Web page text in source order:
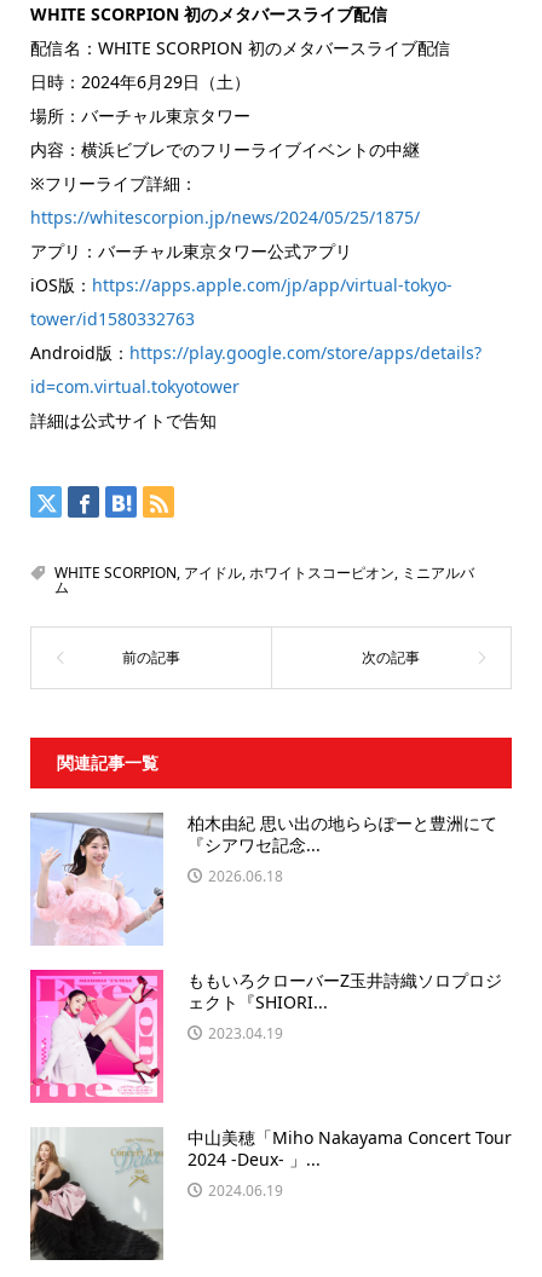
WHITE SCORPION 初のメタバースライブ配信
配信名：WHITE SCORPION 初のメタバースライブ配信
日時：2024年6月29日（土）
場所：バーチャル東京タワー
内容：横浜ビブレでのフリーライブイベントの中継
※フリーライブ詳細：
https://whitescorpion.jp/news/2024/05/25/1875/
アプリ：バーチャル東京タワー公式アプリ
iOS版： https://apps.apple.com/jp/app/virtual-tokyo-
tower/id1580332763
Android版： https://play.google.com/store/apps/details?
id=com.virtual.tokyotower
詳細は公式サイトで告知
WHITE SCORPION, アイドル,ホワイトスコーピオン, ミニアルバ
ム
関連記事一覧
柏木由紀 思い出の地ららぽーと豊洲にて
『シアワセ記念...
2026.06.18
ももいろクローバーZ玉井詩織ソロプロジ
ェクト『SHIORI...
2023.04.19
中山美穂「Miho Nakayama Concert Tour
2024 -Deux- 」...
2024.06.19